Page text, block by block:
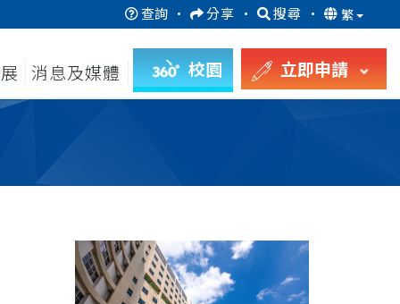
查詢 · 分享 · 搜尋 · 繁
消息及媒體 校園 立即申請